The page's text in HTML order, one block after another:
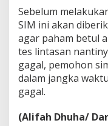
Sebelum
SIM ini akan
agar paham betul
tes lintasan
gagal, pemohon
dalam jangka
gagal.
(Alifah Dhuha/